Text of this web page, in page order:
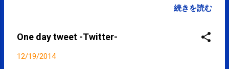
delivery powered by Google Google Inc.,
続きを読む
One day tweet -Twitter-
12/19/2014